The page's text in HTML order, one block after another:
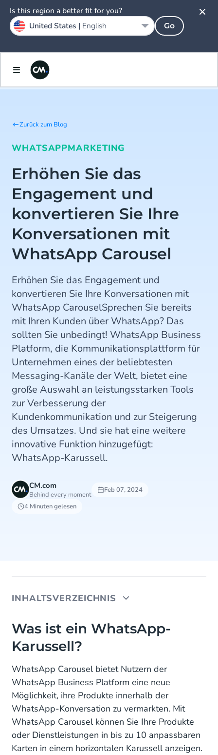
Zurück zum Blog
WHATSAPPMARKETING
Erhöhen Sie das
Engagement und
konvertieren Sie Ihre
Konversationen mit
WhatsApp Carousel
Erhöhen Sie das Engagement und
konvertieren Sie Ihre Konversationen mit
WhatsApp CarouselSprechen Sie bereits
mit Ihren Kunden über WhatsApp? Das
sollten Sie unbedingt! WhatsApp Business
Platform, die Kommunikationsplattform für
Unternehmen eines der beliebtesten
Messaging-Kanäle der Welt, bietet eine
große Auswahl an leistungsstarken Tools
zur Verbesserung der
Kundenkommunikation und zur Steigerung
des Umsatzes. Und sie hat eine weitere
innovative Funktion hinzugefügt:
WhatsApp-Karussell.
CM.com
Behind every moment
Feb 07, 2024
4 Minuten gelesen
INHALTSVERZEICHNIS
Was ist ein WhatsApp-Karussell?
Anwendungsfälle für WhatsApp-Karussell
Wie richtet man WhatsApp-Karussell-
Nachrichten ein?
Beginnen Sie noch heute mit der WhatsApp
Business-Plattform!
Was ist ein WhatsApp-
Karussell?
WhatsApp Carousel bietet Nutzern der
WhatsApp Business Platform eine neue
Möglichkeit, ihre Produkte innerhalb der
WhatsApp-Konversation zu vermarkten. Mit
WhatsApp Carousel können Sie Ihre Produkte
oder Dienstleistungen in bis zu 10 anpassbaren
Karten in einem horizontalen Karussell anzeigen.
Is this region a better fit for you?
United States | English Go